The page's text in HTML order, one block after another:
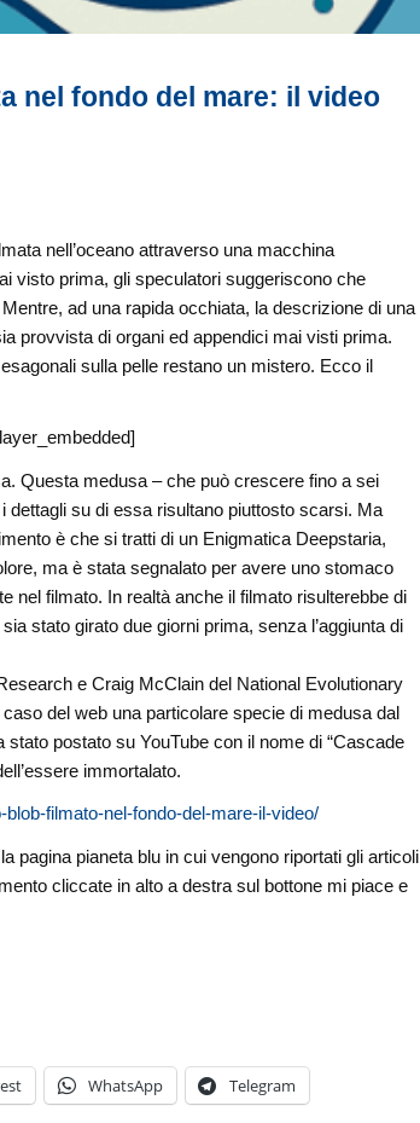
nel fondo del mare: il video
nell’oceano attraverso una macchina
visto prima, gli speculatori suggeriscono che
ad una rapida occhiata, la descrizione di una
provvista di organi ed appendici mai visti prima.
sulla pelle restano un mistero. Ecco il
Questa medusa – che può crescere fino a sei
dettagli su di essa risultano piuttosto scarsi. Ma
è che si tratti di un Enigmatica Deepstaria,
ma è stata segnalato per avere uno stomaco
nel filmato. In realtà anche il filmato risulterebbe di
stato girato due giorni prima, senza l’aggiunta di
e Craig McClain del National Evolutionary
del web una particolare specie di medusa dal
postato su YouTube con il nome di “Cascade
immortalato.
filmato-nel-fondo-del-mare-il-video/
pagina pianeta blu in cui vengono riportati gli articoli
cliccate in alto a destra sul bottone mi piace e
WhatsApp Telegram